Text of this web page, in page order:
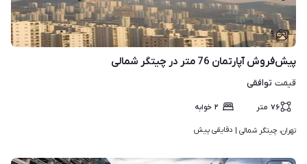
۹
پیش‌فروش آپارتمان 76 متر در چیتگر شمالی
قیمت توافقی
۷۶ متر ۲ خوابه
تهران، چیتگر شمالی | دقایقی پیش